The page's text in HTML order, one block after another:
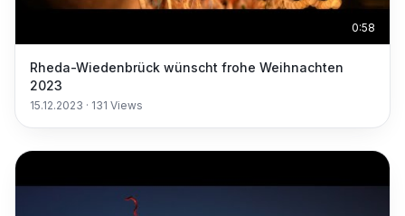
0:58
Rheda-Wiedenbrück wünscht frohe Weihnachten
2023
15.12.2023 · 131 Views